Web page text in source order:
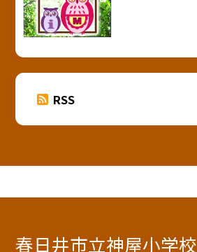
RSS
春日井市立神屋小学校